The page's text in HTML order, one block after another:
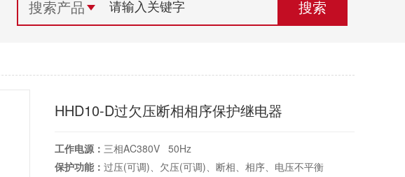
技术支持 联系欣灵
HHD10-D过欠压断相相序保护继电器
工作电源：三相AC380V 50Hz
保护功能：过压(可调)、欠压(可调)、断相、相序、电压不平衡